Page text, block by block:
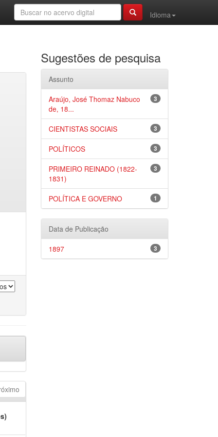
Idioma
Sugestões de pesquisa
Assunto
3
Araújo, José Thomaz Nabuco
de, 18...
3
CIENTISTAS SOCIAIS
3
POLÍTICOS
3
PRIMEIRO REINADO (1822-
1831)
1
POLÍTICA E GOVERNO
Data de Publicação
3
1897